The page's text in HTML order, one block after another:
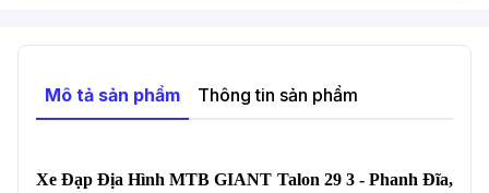
Mô tả sản phẩm Thông tin sản phẩm
Xe Đạp Địa Hình MTB GIANT Talon 29 3 - Phanh Đĩa,